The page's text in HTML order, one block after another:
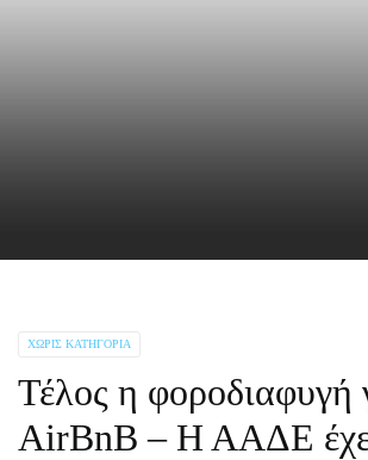
ΧΩΡΊΣ ΚΑΤΗΓΟΡΊΑ
Τέλος η φοροδιαφυγή
AirBnB – Η ΑΑΔΕ